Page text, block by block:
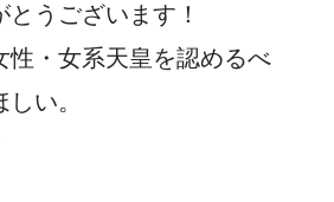
うございます！
性・女系天皇を認めるべ
い。